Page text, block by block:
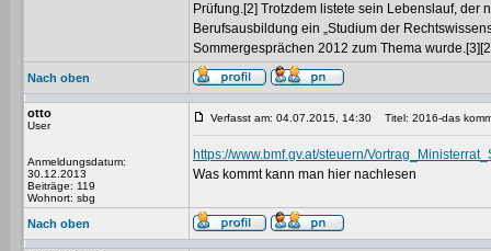
Prüfung.[2] Trotzdem listete sein Lebenslauf,
Berufsausbildung ein „Studium der
Sommergesprächen 2012 zum Thema
Nach oben
otto
User
Anmeldungsdatum:
30.12.2013
Beiträge: 119
Wohnort: sbg
Verfasst am: 04.07.2015, 14:30 Titel: 2016-das
https://www.bmf.gv.at/steuern/
Was kommt kann man hier nachlesen
Nach oben